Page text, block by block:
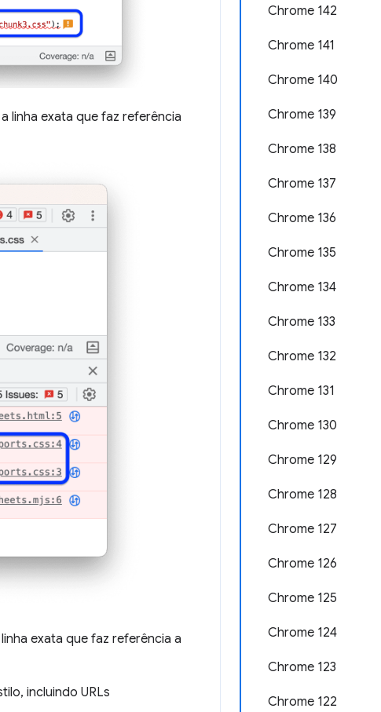
Chrome 142
Chrome 141
Chrome 140
Chrome 139
Chrome 138
Chrome 137
Chrome 136
Chrome 135
Chrome 134
Chrome 133
Chrome 132
Chrome 131
Chrome 130
Chrome 129
Chrome 128
Chrome 127
Chrome 126
Chrome 125
Chrome 124
Chrome 123
Chrome 122
linha exata que faz referência
exata que faz referência a
incluindo URLs